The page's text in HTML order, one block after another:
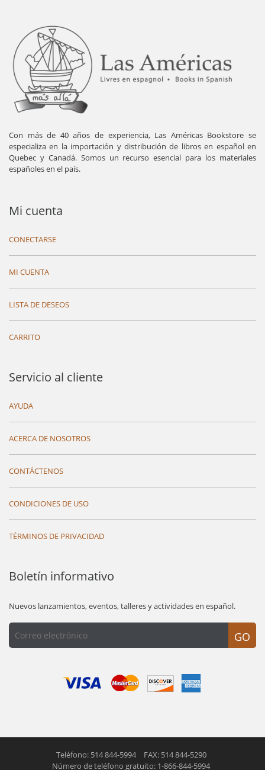
Con más de 40 años de experiencia, Las Américas Bookstore se
especializa en la importación y distribución de libros en español en
Quebec y Canadá. Somos un recurso esencial para los materiales
españoles en el país.
Mi cuenta
CONECTARSE
MI CUENTA
LISTA DE DESEOS
CARRITO
Servicio al cliente
AYUDA
ACERCA DE NOSOTROS
CONTÁCTENOS
CONDICIONES DE USO
TÉRMINOS DE PRIVACIDAD
Boletín informativo
Nuevos lanzamientos, eventos, talleres y actividades en español.
GO
Teléfono: 514 844-5994
FAX: 514 844-5290
Número de teléfono gratuito: 1-866-844-5994